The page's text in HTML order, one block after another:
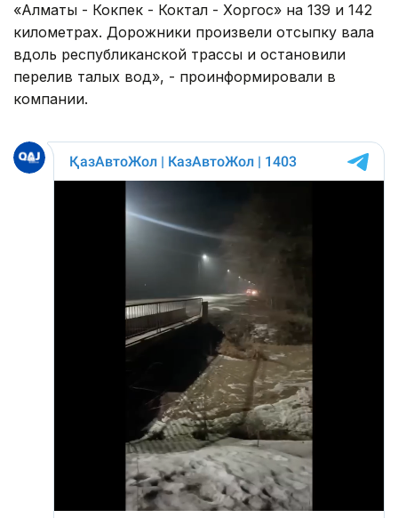
«Алматы - Кокпек - Коктал - Хоргос» на 139 и 142
километрах. Дорожники произвели отсыпку вала
вдоль республиканской трассы и остановили
перелив талых вод», - проинформировали в
компании.